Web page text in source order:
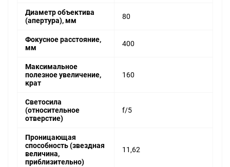
Диаметр объектива
(апертура), мм
80
Фокусное расстояние,
мм
400
Максимальное
полезное увеличение,
крат
160
Светосила
(относительное
отверстие)
f/5
Проницающая
способность (звездная
величина,
приблизительно)
11,62